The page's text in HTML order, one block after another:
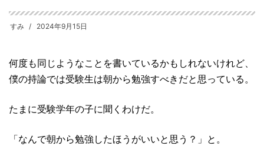
すみ 2024年9月15日
何度も同じようなことを書いているかもしれないけれど、
僕の持論では受験生は朝から勉強すべきだと思っている。
たまに受験学年の子に聞くわけだ。
「なんで朝から勉強したほうがいいと思う？」と。